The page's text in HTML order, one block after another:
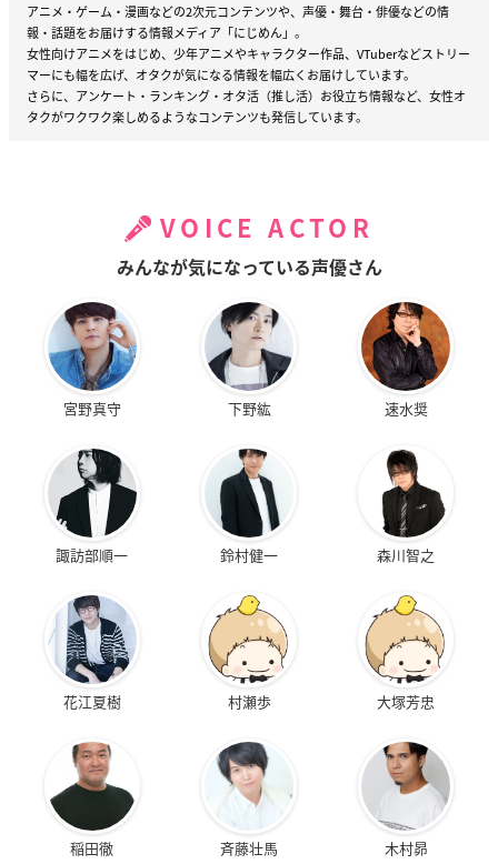
アニメ・ゲーム・漫画などの2次元コンテンツや、声優・舞台・俳優などの情
報・話題をお届けする情報メディア「にじめん」。
女性向けアニメをはじめ、少年アニメやキャラクター作品、VTuberなどストリー
マーにも幅を広げ、オタクが気になる情報を幅広くお届けしています。
さらに、アンケート・ランキング・オタ活（推し活）お役立ち情報など、女性オ
タクがワクワク楽しめるようなコンテンツも発信しています。
VOICE ACTOR
みんなが気になっている声優さん
宮野真守 下野紘 速水奨
諏訪部順一 鈴村健一 森川智之
花江夏樹 村瀬歩 大塚芳忠
稲田徹 斉藤壮馬 木村昴